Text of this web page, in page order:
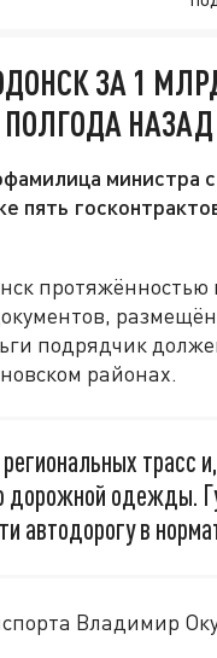
ЗА 1
НАЗАД
министра
пять
протяжённостью
подрядчик
районах.
трасс
дорожной одежды.
автодорогу в
Владимир